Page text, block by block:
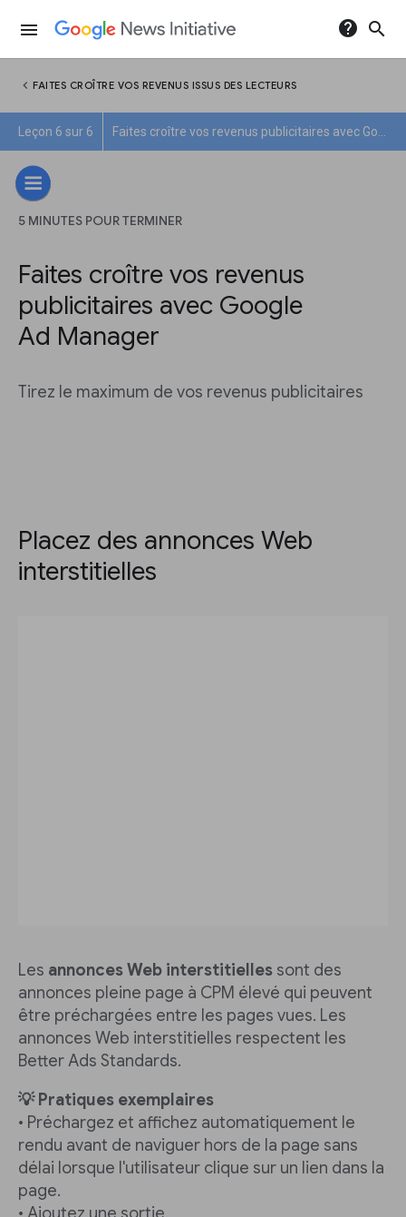
menu help search
chevron_left FAITES CROÎTRE VOS REVENUS ISSUS DES LECTEURS
Leçon 6 sur 6
5 MINUTES POUR TERMINER
Faites croître vos revenus
publicitaires avec Google
Ad Manager
Tirez le maximum de vos revenus publicitaires
Placez des annonces Web
interstitielles
Les annonces Web interstitielles sont des
annonces pleine page à CPM élevé qui peuvent
être préchargées entre les pages vues. Les
annonces Web interstitielles respectent les
Better Ads Standards.
💡 Pratiques exemplaires
• Préchargez et affichez automatiquement le
rendu avant de naviguer hors de la page sans
délai lorsque l'utilisateur clique sur un lien dans la
page.